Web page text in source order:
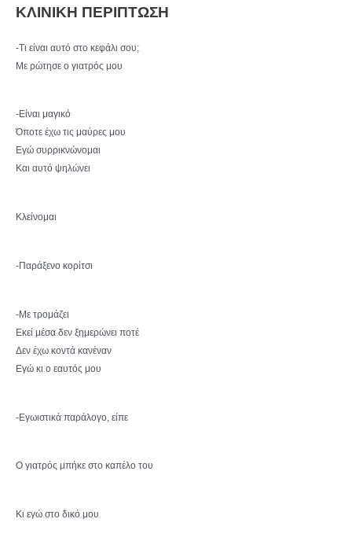
ΚΛΙΝΙΚΗ ΠΕΡΙΠΤΩΣΗ
-Τι είναι αυτό στο κεφάλι σου;
Με ρώτησε ο γιατρός μου
-Είναι μαγικό
Όποτε έχω τις μαύρες μου
Εγώ συρρικνώνομαι
Και αυτό ψηλώνει
Κλείνομαι
-Παράξενο κορίτσι
-Με τρομάζει
Εκεί μέσα δεν ξημερώνει ποτέ
Δεν έχω κοντά κανέναν
Εγώ κι ο εαυτός μου
-Εγωιστικά παράλογο, είπε
Ο γιατρός μπήκε στο καπέλο του
Κι εγώ στο δικό μου